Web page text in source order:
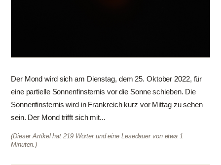
Der Mond wird sich am Dienstag, dem 25. Oktober 2022, für
eine partielle Sonnenfinsternis vor die Sonne schieben. Die
Sonnenfinsternis wird in Frankreich kurz vor Mittag zu sehen
sein. Der Mond trifft sich mit...
(Dieser Artikel hat 219 Wörter und eine Lesedauer von etwa 1
Minuten.)